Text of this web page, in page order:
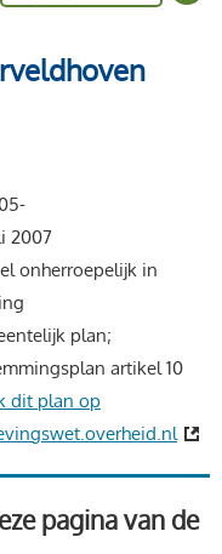
2007
onherroepelijk in
plan;
artikel 10
dit plan op
pagina van de